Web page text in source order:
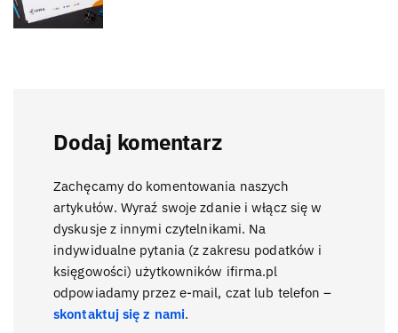
Dodaj komentarz
Zachęcamy do komentowania naszych
artykułów. Wyraź swoje zdanie i włącz się w
dyskusje z innymi czytelnikami. Na
indywidualne pytania (z zakresu podatków i
księgowości) użytkowników ifirma.pl
odpowiadamy przez e-mail, czat lub telefon –
skontaktuj się z nami.